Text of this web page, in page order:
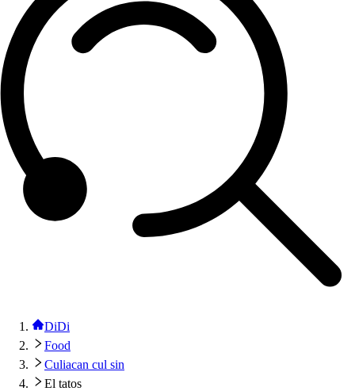
DiDi
Food
Culiacan cul sin
El tatos